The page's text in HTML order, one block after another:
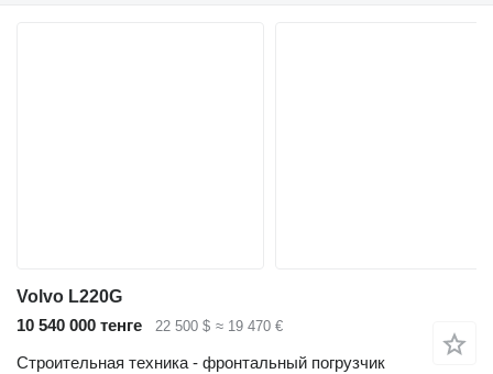
Volvo L220G
10 540 000 тенге
22 500 $ ≈ 19 470 €
Строительная техника - фронтальный погрузчик